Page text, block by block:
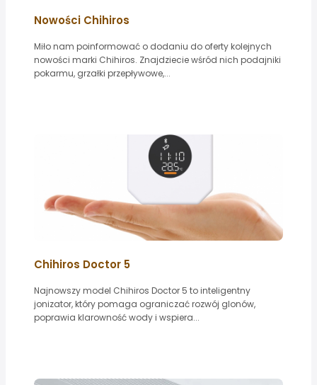
Nowości Chihiros
Miło nam poinformować o dodaniu do oferty kolejnych
nowości marki Chihiros. Znajdziecie wśród nich podajniki
pokarmu, grzałki przepływowe,...
Chihiros Doctor 5
Najnowszy model Chihiros Doctor 5 to inteligentny
jonizator, który pomaga ograniczać rozwój glonów,
poprawia klarowność wody i wspiera...